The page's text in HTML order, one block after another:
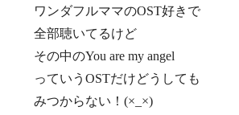
ワンダフルママのOST好きで
全部聴いてるけど
その中のYou are my angel
っていうOSTだけどうしても
みつからない！(×_×)